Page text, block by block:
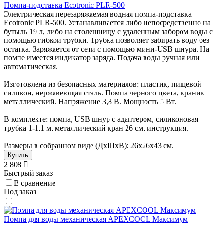
Помпа-подставка Ecotronic PLR-500
Электрическая перезаряжаемая водная помпа-подставка
Ecotronic PLR-500. Устанавливается либо непосредственно на
бутыль 19 л, либо на столешницу с удаленным забором воды с
помощью гибкой трубки. Трубка позволяет забирать воду без
остатка. Заряжается от сети с помощью мини-USB шнура. На
помпе имеется индикатор заряда. Подача воды ручная или
автоматическая.
Изготовлена из безопасных материалов: пластик, пищевой
силикон, нержавеющая сталь. Помпа черного цвета, краник
металлический. Напряжение 3,8 В. Мощность 5 Вт.
В комплекте: помпа, USB шнур с адаптером, силиконовая
трубка 1-1,1 м, металлический кран 26 см, инструкция.
Размеры в собранном виде (ДхШхВ): 26x26x43 см.
Купить
2 808
Быстрый заказ
В сравнение
Под заказ
Помпа для воды механическая APEXCOOL Максимум